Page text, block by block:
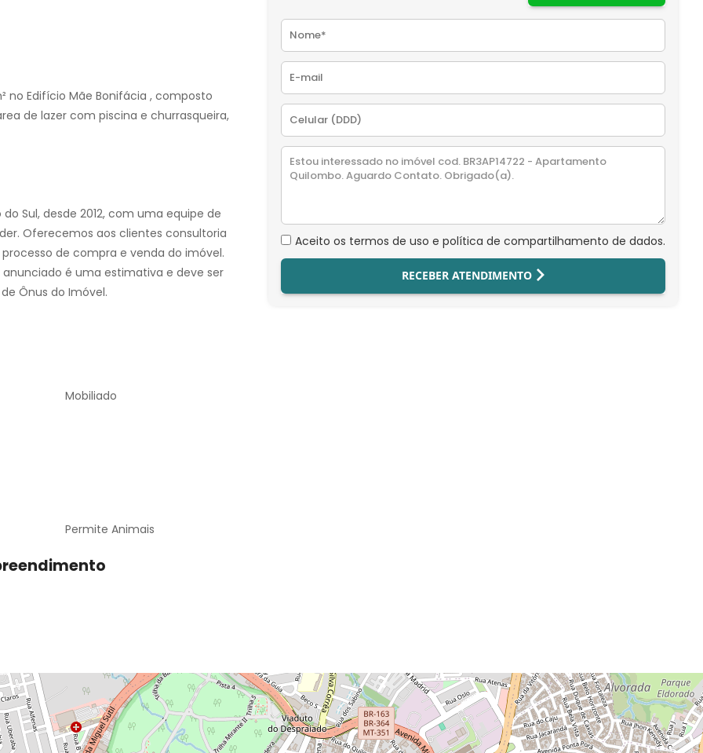
no Edifício Mãe Bonifácia , composto
de lazer com piscina e churrasqueira,
Sul, desde 2012, com uma equipe de
Oferecemos aos clientes consultoria
de compra e venda do imóvel.
é uma estimativa e deve ser
Ônus do Imóvel.
Mobiliado
Permite Animais
Aceito os termos de uso e política de compartilhamento de dados.
RECEBER ATENDIMENTO